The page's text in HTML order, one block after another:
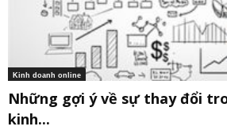
Kinh doanh online
Những gợi ý về sự thay đổi
kinh...